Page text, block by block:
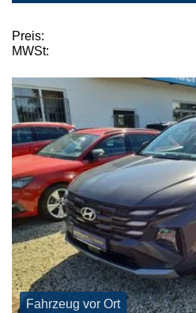
Preis:
MWSt:
Fahrzeug vor Ort